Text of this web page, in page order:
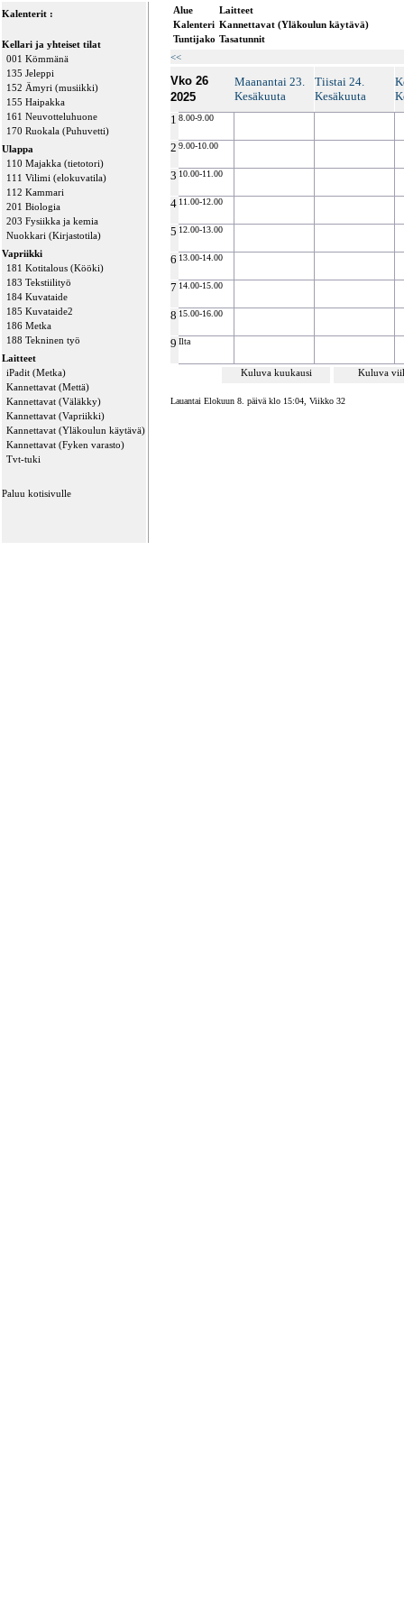
Kalenterit :
Kellari ja yhteiset tilat
001 Kömmänä
135 Jeleppi
152 Ämyri (musiikki)
155 Haipakka
161 Neuvotteluhuone
170 Ruokala (Puhuvetti)
Ulappa
110 Majakka (tietotori)
111 Vilimi (elokuvatila)
112 Kammari
201 Biologia
203 Fysiikka ja kemia
Nuokkari (Kirjastotila)
Vapriikki
181 Kotitalous (Kööki)
183 Tekstiilityö
184 Kuvataide
185 Kuvataide2
186 Metka
188 Tekninen työ
Laitteet
iPadit (Metka)
Kannettavat (Mettä)
Kannettavat (Väläkky)
Kannettavat (Vapriikki)
Kannettavat (Yläkoulun käytävä)
Kannettavat (Fyken varasto)
Tvt-tuki
Paluu kotisivulle
Alue
Laitteet
Kalenteri Kannettavat (Yläkoulun käytävä)
Tuntijako Tasatunnit
<<
Vko 26
2025
Maanantai 23.
Kesäkuuta
Tiistai 24.
Kesäkuuta
1 8.00-9.00
2 9.00-10.00
3 10.00-11.00
4 11.00-12.00
5 12.00-13.00
6 13.00-14.00
7 14.00-15.00
8 15.00-16.00
9 Ilta
Kuluva kuukausi Kuluva
Lauantai Elokuun 8. päivä klo 15:04, Viikko 32